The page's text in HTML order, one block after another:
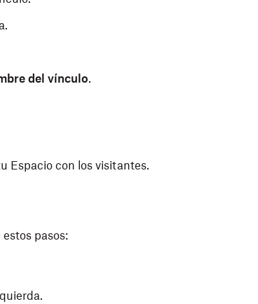
del vínculo.
Espacio con los visitantes.
pasos: